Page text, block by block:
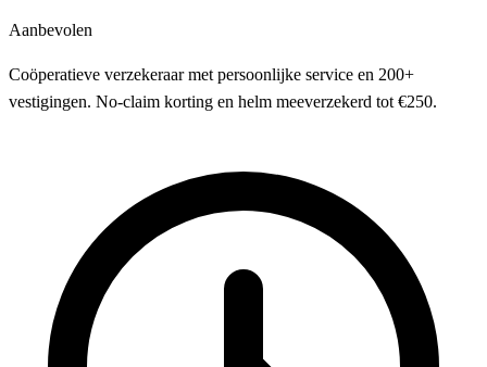
Aanbevolen
Coöperatieve verzekeraar met persoonlijke service en 200+
vestigingen. No-claim korting en helm meeverzekerd tot €250.